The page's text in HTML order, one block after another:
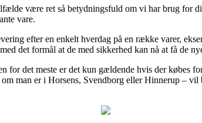
være ret så betydningsfuld om vi har brug for
vare.
efter en enkelt hverdag på en række varer,
det formål at de med sikkerhed kan nå at få de
for det meste er det kun gældende hvis der købes
man er i Horsens, Svendborg eller Hinnerup –